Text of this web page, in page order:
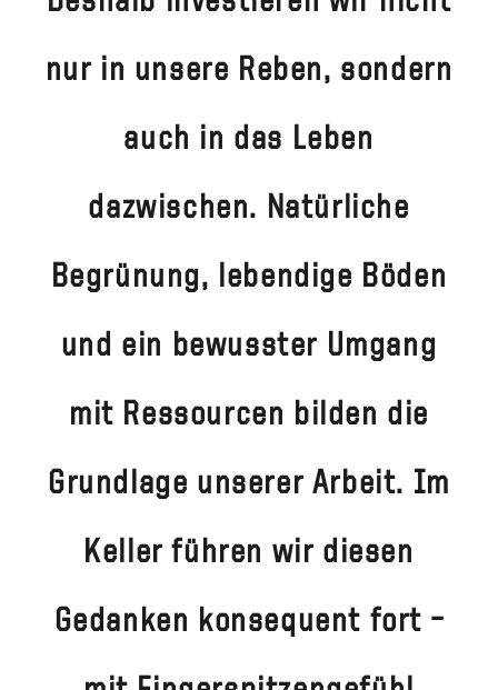
nur in unsere Reben, sondern
auch in das Leben
dazwischen. Natürliche
Begrünung, lebendige Böden
und ein bewusster Umgang
mit Ressourcen bilden die
Grundlage unserer Arbeit. Im
Keller führen wir diesen
Gedanken konsequent fort –